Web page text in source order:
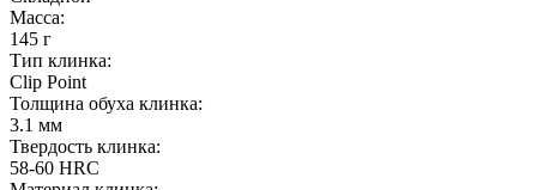
Масса:
145 г
Тип клинка:
Clip Point
Толщина обуха клинка:
3.1 мм
Твердость клинка:
58-60 HRC